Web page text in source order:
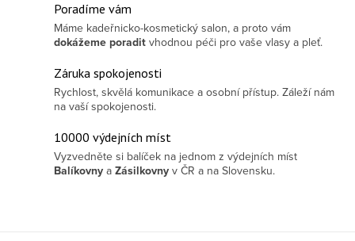
Poradíme vám
Máme kadeřnicko-kosmetický salon, a proto vám
dokážeme poradit vhodnou péči pro vaše vlasy a pleť.
Záruka spokojenosti
Rychlost, skvělá komunikace a osobní přístup. Záleží nám
na vaší spokojenosti.
10000 výdejních míst
Vyzvedněte si balíček na jednom z výdejních míst
Balíkovny a Zásilkovny v ČR a na Slovensku.